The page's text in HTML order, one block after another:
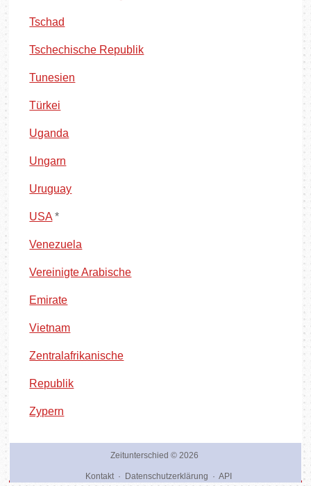
Tschad
Tschechische Republik
Tunesien
Türkei
Uganda
Ungarn
Uruguay
USA *
Venezuela
Vereinigte Arabische
Emirate
Vietnam
Zentralafrikanische
Republik
Zypern
Zeitunterschied © 2026
Kontakt· Datenschutzerklärung · API